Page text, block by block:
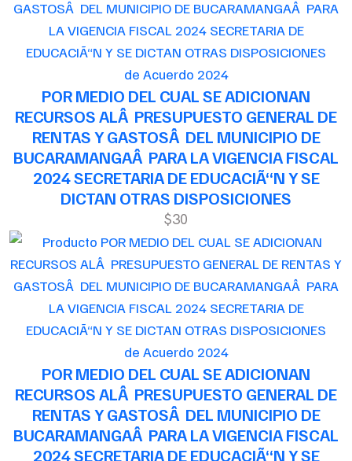
de Acuerdo 2024
POR MEDIO DEL CUAL SE ADICIONAN
RECURSOS ALÂ PRESUPUESTO GENERAL DE
RENTAS Y GASTOSÂ DEL MUNICIPIO DE
BUCARAMANGAÂ PARA LA VIGENCIA FISCAL
2024 SECRETARIA DE EDUCACIÃ“N Y SE
DICTAN OTRAS DISPOSICIONES
$30
de Acuerdo 2024
POR MEDIO DEL CUAL SE ADICIONAN
RECURSOS ALÂ PRESUPUESTO GENERAL DE
RENTAS Y GASTOSÂ DEL MUNICIPIO DE
BUCARAMANGAÂ PARA LA VIGENCIA FISCAL
2024 SECRETARIA DE EDUCACIÃ“N Y SE